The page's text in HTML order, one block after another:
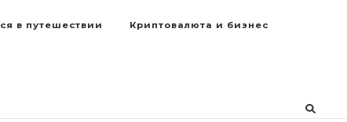
в путешествии Криптовалюта и бизнес